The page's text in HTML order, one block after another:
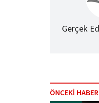
Gerçek
ÖNCEKİ HABER